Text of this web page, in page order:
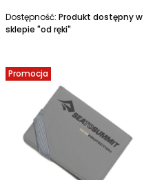
Dostępność: Produkt dostępny w
sklepie "od ręki"
Promocja